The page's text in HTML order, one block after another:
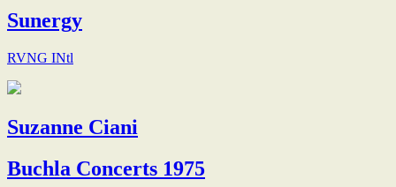
Sunergy
RVNG INtl
Suzanne Ciani
Buchla Concerts 1975